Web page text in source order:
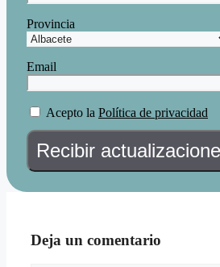
Provincia
Email
Acepto la Política de privacidad
Deja un comentario